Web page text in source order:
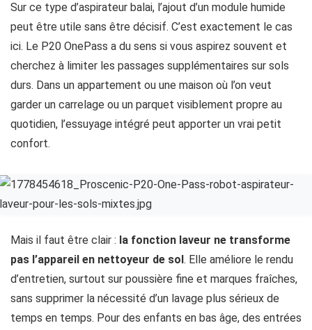
Sur ce type d’aspirateur balai, l’ajout d’un module humide
peut être utile sans être décisif. C’est exactement le cas
ici. Le P20 OnePass a du sens si vous aspirez souvent et
cherchez à limiter les passages supplémentaires sur sols
durs. Dans un appartement ou une maison où l’on veut
garder un carrelage ou un parquet visiblement propre au
quotidien, l’essuyage intégré peut apporter un vrai petit
confort.
Mais il faut être clair : la fonction laveur ne transforme
pas l’appareil en nettoyeur de sol. Elle améliore le rendu
d’entretien, surtout sur poussière fine et marques fraîches,
sans supprimer la nécessité d’un lavage plus sérieux de
temps en temps. Pour des enfants en bas âge, des entrées